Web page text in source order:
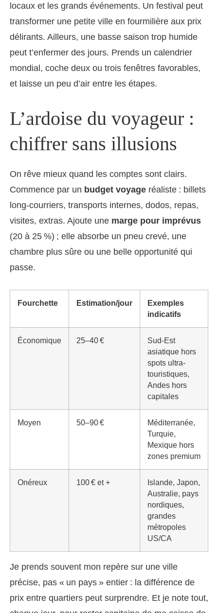
locaux et les grands événements. Un festival peut
transformer une petite ville en fourmilière aux prix
délirants. Ailleurs, une basse saison trop humide
peut t’enfermer des jours. Prends un calendrier
mondial, coche deux ou trois fenêtres favorables,
et laisse un peu d’air entre les étapes.
L’ardoise du voyageur :
chiffrer sans illusions
On rêve mieux quand les comptes sont clairs.
Commence par un budget voyage réaliste : billets
long-courriers, transports internes, dodos, repas,
visites, extras. Ajoute une marge pour imprévus
(20 à 25 %) ; elle absorbe un pneu crevé, une
chambre plus sûre ou une belle opportunité qui
passe.
Fourchette Estimation/jour
Exemples
indicatifs
Économique 25–40 €
Sud-Est
asiatique hors
spots ultra-
touristiques,
Andes hors
capitales
Moyen 50–90 €
Méditerranée,
Turquie,
Mexique hors
zones premium
Onéreux 100 € et +
Islande, Japon,
Australie, pays
nordiques,
grandes
métropoles
US/CA
Je prends souvent mon repère sur une ville
précise, pas « un pays » entier : la différence de
prix entre quartiers peut surprendre. Et je note tout,